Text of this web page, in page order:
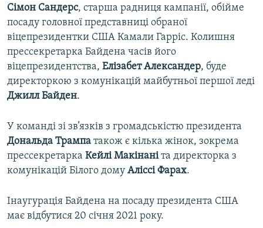
Сімон Сандерс, старша радниця кампанії, обійме
посаду головної представниці обраної
віцепрезидентки США Камали Гарріс. Колишня
прессекретарка Байдена часів його
віцепрезидентства, Елізабет Александер, буде
директоркою з комунікацій майбутньої першої леді
Джилл Байден.
У команді зі зв’язків з громадськістю президента
Дональда Трампа також є кілька жінок, зокрема
прессекретарка Кейлі Макінаніта директорка з
комунікацій Білого дому Аліссі Фарах.
Інаугурація Байдена на посаду президента США
має відбутися 20 січня 2021 року.